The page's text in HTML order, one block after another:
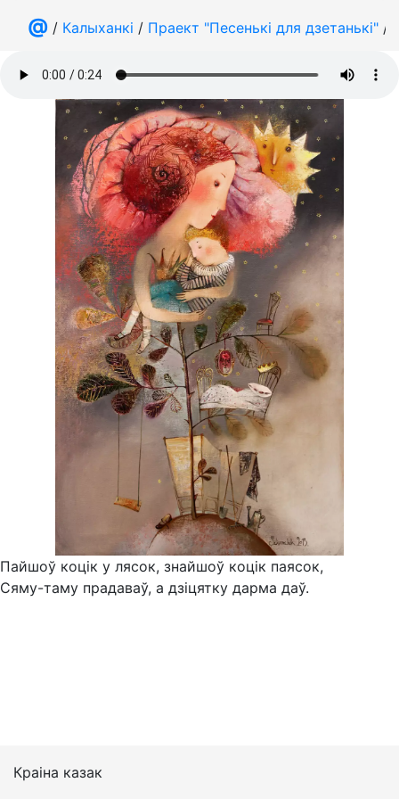
@ / Калыханкі / Праект "Песенькі для дзетанькі" /
Пайшоў коцік у лясок, знайшоў коцік паясок,
Сяму-таму прадаваў, а дзіцятку дарма даў.
Краіна казак